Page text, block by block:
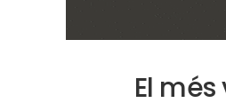
El més